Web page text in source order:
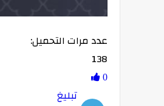
عدد مرات التحميل:
138
0
تبليغ